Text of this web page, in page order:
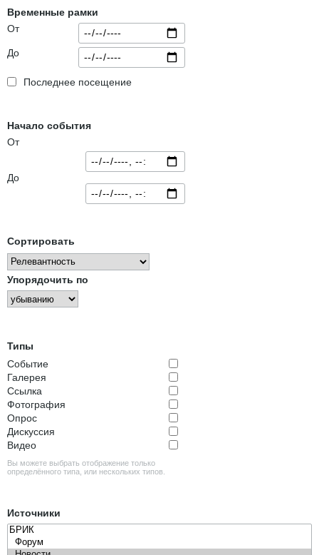
Временные рамки
От
До
Последнее посещение
Начало события
От
До
Сортировать
Упорядочить по
Типы
Событие
Галерея
Ссылка
Фотография
Опрос
Дискуссия
Видео
Вы можете выбрать отображение только
определённого типа, или нескольких типов.
Источники